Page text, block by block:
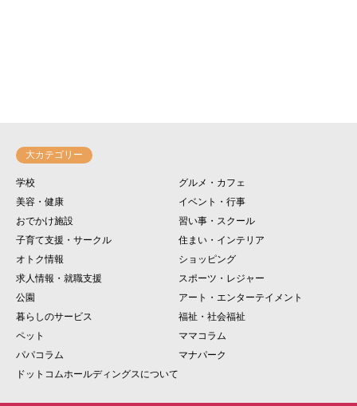
大カテゴリー
学校
グルメ・カフェ
美容・健康
イベント・行事
おでかけ施設
習い事・スクール
子育て支援・サークル
住まい・インテリア
オトク情報
ショッピング
求人情報・就職支援
スポーツ・レジャー
公園
アート・エンターテイメント
暮らしのサービス
福祉・社会福祉
ペット
ママコラム
パパコラム
マナパーク
ドットコムホールディングスについて